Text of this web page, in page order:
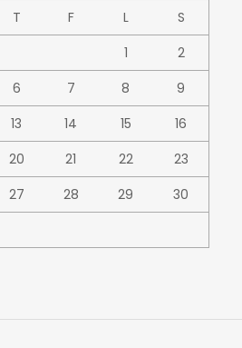
T F L
S
1
2
6 7 8
9
13 14 15
16
20 21 22
23
27 28 29
30